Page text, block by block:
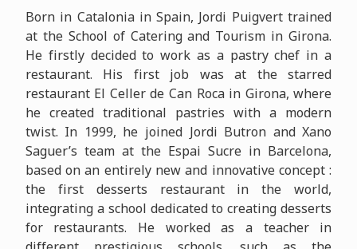
Born in Catalonia in Spain, Jordi Puigvert trained
at the School of Catering and Tourism in Girona.
He firstly decided to work as a pastry chef in a
restaurant. His first job was at the starred
restaurant El Celler de Can Roca in Girona, where
he created traditional pastries with a modern
twist. In 1999, he joined Jordi Butron and Xano
Saguer’s team at the Espai Sucre in Barcelona,
based on an entirely new and innovative concept :
the first desserts restaurant in the world,
integrating a school dedicated to creating desserts
for restaurants. He worked as a teacher in